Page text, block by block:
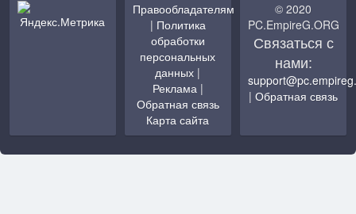
Правообладателям
| Политика
обработки
персональных
данных |
Реклама|
Обратная связь
Карта сайта
© 2020
PC.EmpireG.ORG
Связаться с
нами:
|Обратная связь